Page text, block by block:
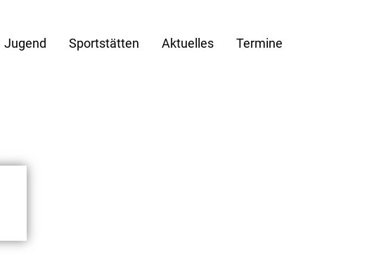
Jugend Sportstätten Aktuelles Termine